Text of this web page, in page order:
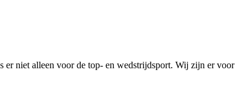
niet alleen voor de top- en wedstrijdsport. Wij zijn er voor